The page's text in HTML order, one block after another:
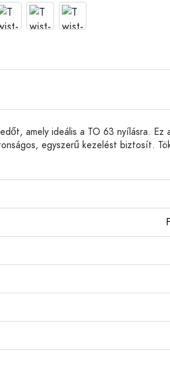
amely ideális a TO 63 nyílásra. Ez
egyszerű kezelést biztosít.